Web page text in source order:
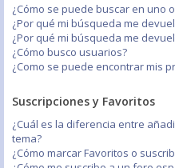
¿Cómo se puede buscar en uno
¿Por qué mi búsqueda me
¿Por qué mi búsqueda me
¿Cómo busco usuarios?
¿Como se puede encontrar mis
Suscripciones y Favoritos
¿Cuál es la diferencia entre
tema?
¿Cómo marcar Favoritos o